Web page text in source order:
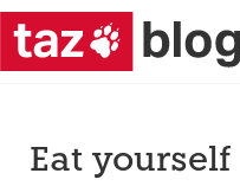
Eat yourself